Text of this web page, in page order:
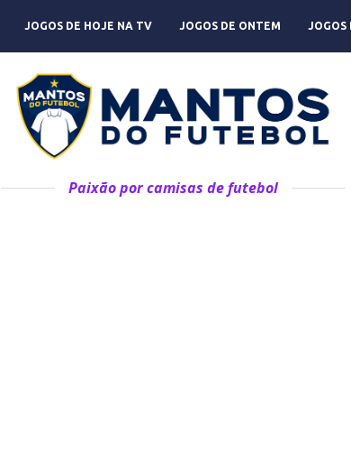
JOGOS DE HOJE NA TV JOGOS DE ONTEM JOGOS
Paixão por camisas de futebol